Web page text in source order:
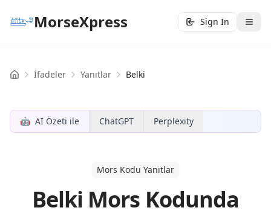
MorseXpress Sign In
Home İfadeler Yanıtlar Belki
🤖 AI Özeti ile ChatGPT Perplexity
Mors Kodu Yanıtlar
Belki Mors Kodunda